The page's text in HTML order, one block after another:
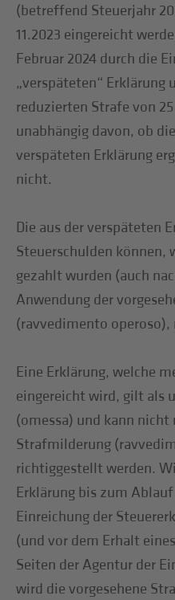
(betreffend Steuerjahr
11.2023 eingereicht
Februar 2024 durch die
„verspäteten“ Erklärung
reduzierten Strafe von
unabhängig davon, ob
verspäteten Erklärung
nicht.
Die aus der verspäteten
Steuerschulden können,
gezahlt wurden (auch
Anwendung der
(ravvedimento
Eine Erklärung, welche
eingereicht wird, gilt als
(omessa) und kann
Strafmilderung
richtiggestellt werden.
Erklärung bis zum
Einreichung der
(und vor dem Erhalt
Seiten der Agentur der
wird die vorgesehene